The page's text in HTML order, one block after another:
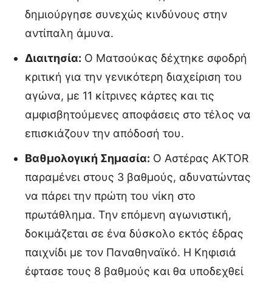
δημιούργησε συνεχώς κινδύνους στην
αντίπαλη άμυνα.
Διαιτησία: Ο Ματσούκας δέχτηκε σφοδρή
κριτική για την γενικότερη διαχείριση του
αγώνα, με 11 κίτρινες κάρτες και τις
αμφισβητούμενες αποφάσεις στο τέλος να
επισκιάζουν την απόδοσή του.
Βαθμολογική Σημασία: Ο Αστέρας AKTOR
παραμένει στους 3 βαθμούς, αδυνατώντας
να πάρει την πρώτη του νίκη στο
πρωτάθλημα. Την επόμενη αγωνιστική,
δοκιμάζεται σε ένα δύσκολο εκτός έδρας
παιχνίδι με τον Παναθηναϊκό. Η Κηφισιά
έφτασε τους 8 βαθμούς και θα υποδεχθεί